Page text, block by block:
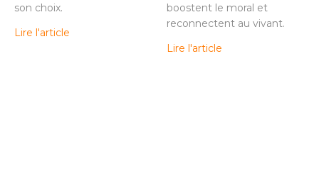
son choix.
Lire l'article
boostent le moral et
reconnectent au vivant.
Lire l'article